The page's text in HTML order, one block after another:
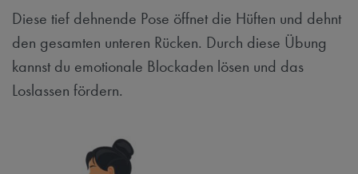
Diese tief dehnende Pose öffnet die Hüften und dehnt
den gesamten unteren Rücken. Durch diese Übung
kannst du emotionale Blockaden lösen und das
Loslassen fördern.